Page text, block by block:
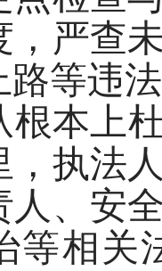
，严查
路等违
根本上
，执法
人、安
等相关